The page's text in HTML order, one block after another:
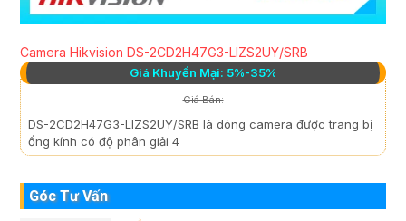
Camera Hikvision DS-2CD2H47G3-LIZS2UY/SRB
Giá Khuyến Mại: 5%-35%
Giá Bán:
DS-2CD2H47G3-LIZS2UY/SRB là dòng camera được trang bị
ống kính có độ phân giải 4
Góc Tư Vấn